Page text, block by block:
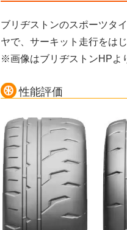
ブリヂストンのスポーツタ
ヤで、サーキット走行をは
※画像はブリヂストンHPよ
性能評価